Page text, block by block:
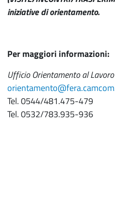
iniziative di orientamento.
Per maggiori informazioni:
Ufficio Orientamento al
Tel. 0544/481.475-479
Tel. 0532/783.935-936